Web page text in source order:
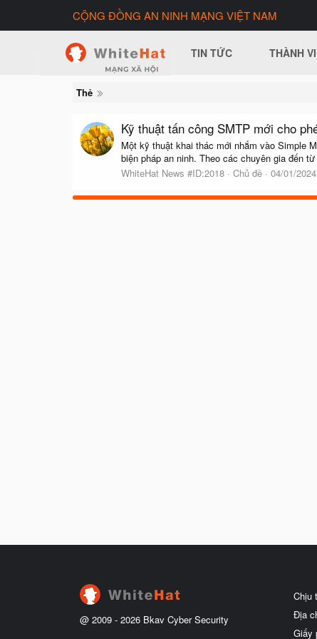
CỘNG ĐỒNG AN NINH MẠNG VIỆT NAM
TIN TỨC THÀNH
Thẻ
Kỹ thuật tấn công SMTP mới cho
Một kỹ thuật khai thác mới nhắm vào Simple
biện pháp an ninh. Theo các chuyên gia đến
WhiteHat News #ID:2018
Chủ đề 04/01/2024
@ 2009 - 2026 Bkav Cyber Security
Chịu
Địa
Giấy